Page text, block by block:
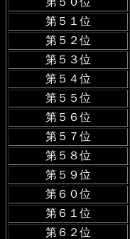
第５１位
第５２位
第５３位
第５４位
第５５位
第５６位
第５７位
第５８位
第５９位
第６０位
第６１位
第６２位